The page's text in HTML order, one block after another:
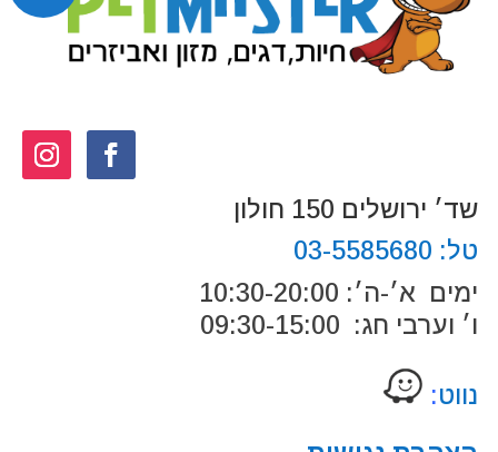
שד׳ ירושלים 150 חולון
טל: 03-5585680
ימים א׳-ה׳: 10:30-20:00
ו׳ וערבי חג: 09:30-15:00
נווט: